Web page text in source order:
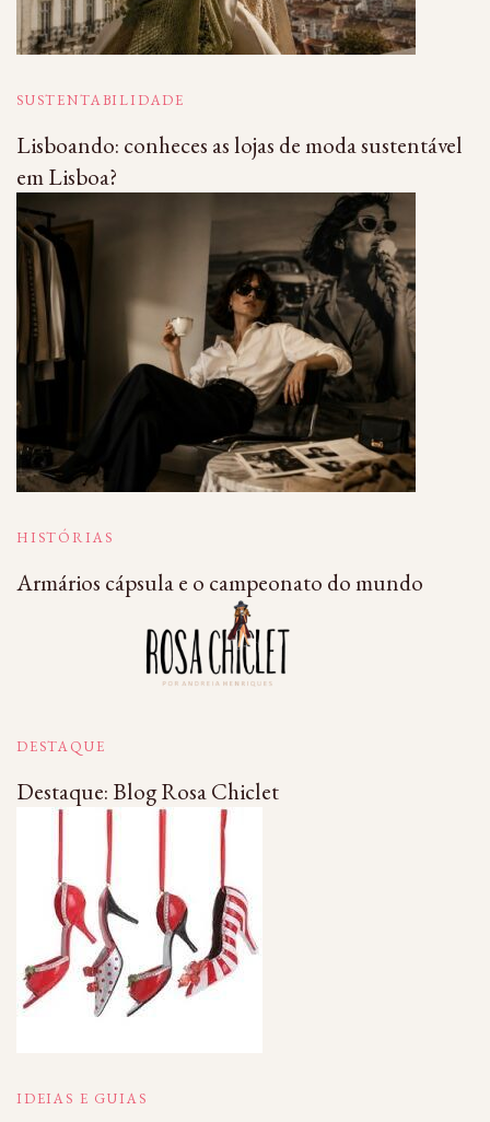
SUSTENTABILIDADE
Lisboando: conheces as lojas de moda sustentável
em Lisboa?
HISTÓRIAS
Armários cápsula e o campeonato do mundo
DESTAQUE
Destaque: Blog Rosa Chiclet
IDEIAS E GUIAS